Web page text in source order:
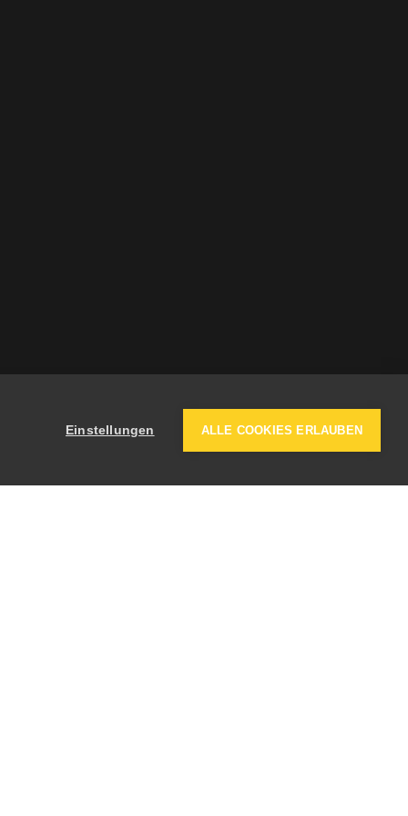
Einstellungen ALLE COOKIES ERLAUBEN